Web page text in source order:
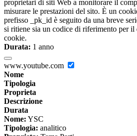
proprietari di siti Web a monitorare il
misurare le prestazioni del sito. È un
prefisso _pk_id è seguito da una breve
si ritiene sia un codice di riferimento per
cookie.
Durata: 1 anno
www.youtube.com
Nome
Tipologia
Proprieta
Descrizione
Durata
Nome: YSC
Tipologia: analitico